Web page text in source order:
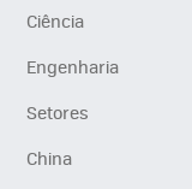
Ciência
Engenharia
Setores
China